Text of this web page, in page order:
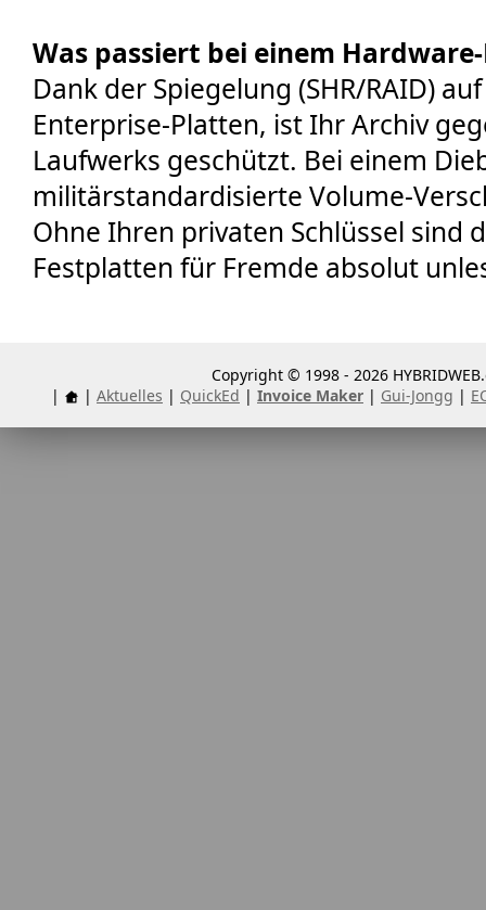
Was passiert bei einem
Dank der Spiegelung (SHR/RAID)
Enterprise-Platten, ist Ihr Archiv
Laufwerks geschützt. Bei einem
militärstandardisierte Volume-
Ohne Ihren privaten Schlüssel sind
Festplatten für Fremde absolut
Copyright © 1998 - 2026
|
| Aktuelles | QuickEd | Invoice Maker | Gui-Jongg |